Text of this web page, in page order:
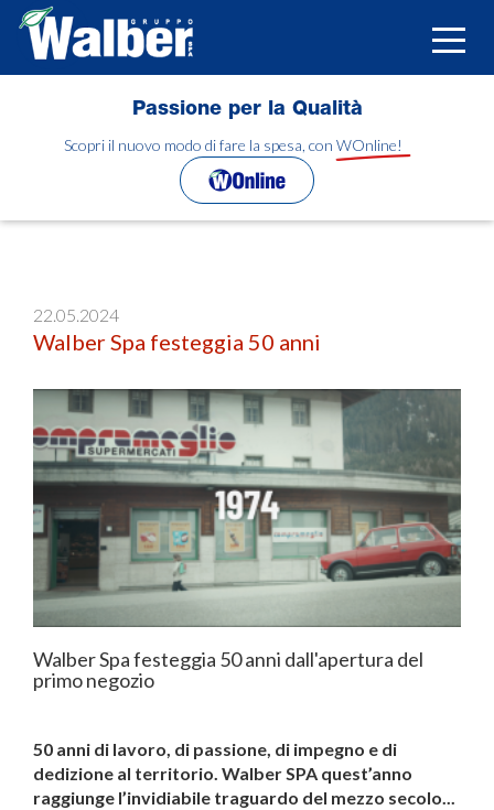
Salta
contenuto
Toggle
Passione per la Qualità
Scopri il nuovo modo di fare la spesa, con WOnline!
22.05.2024
Walber Spa festeggia 50 anni
Walber Spa festeggia 50 anni dall'apertura del
primo negozio
50 anni di lavoro, di passione, di impegno e di
dedizione al territorio. Walber SPA quest’anno
raggiunge l’invidiabile traguardo del mezzo secolo...